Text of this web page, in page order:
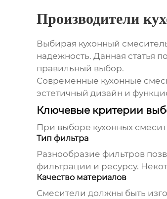
Производители
Выбирая кухонный
надежность. Данная статья
правильный выбор.
Современные кухонные
эстетичный дизайн и
Ключевые критерии
При выборе кухонных
Тип фильтра
Разнообразие фильтров
фильтрации и ресурсу.
Качество материалов
Смесители должны быть